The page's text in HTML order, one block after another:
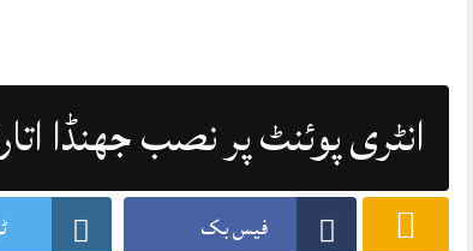
انٹری پوئنٹ پر نصب جھنڈا
فیس بک